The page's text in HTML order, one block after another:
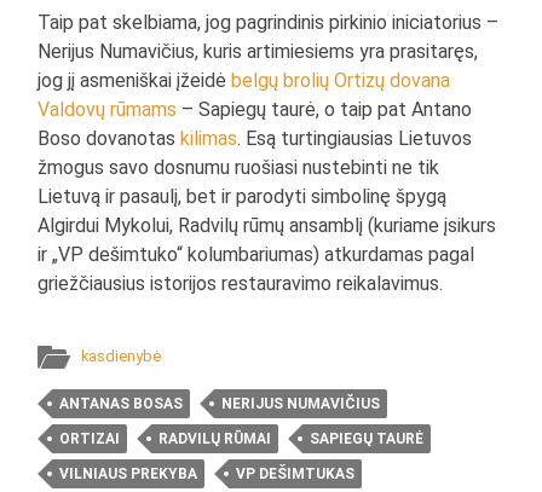
Taip pat skelbiama, jog pagrindinis pirkinio iniciatorius –
Nerijus Numavičius, kuris artimiesiems yra prasitaręs,
jog jį asmeniškai įžeidėbelgų brolių Ortizų dovana
Valdovų rūmams – Sapiegų taurė, o taip pat Antano
Boso dovanotaskilimas. Esą turtingiausias Lietuvos
žmogus savo dosnumu ruošiasi nustebinti ne tik
Lietuvą ir pasaulį, bet ir parodyti simbolinę špygą
Algirdui Mykolui, Radvilų rūmų ansamblį (kuriame įsikurs
ir „VP dešimtuko“ kolumbariumas) atkurdamas pagal
griežčiausius istorijos restauravimo reikalavimus.
kasdienybė
ANTANAS BOSAS NERIJUS NUMAVIČIUS
ORTIZAI RADVILŲ RŪMAI SAPIEGŲ TAURĖ
VILNIAUS PREKYBA VP DEŠIMTUKAS